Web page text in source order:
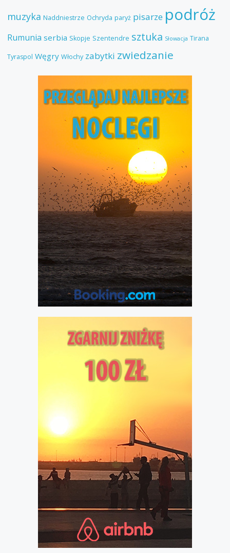
muzyka Naddniestrze Ochryda paryż pisarze podróż
Rumunia serbia Skopje Szentendre sztuka Słowacja Tirana
Tyraspol Węgry Włochy zabytki zwiedzanie